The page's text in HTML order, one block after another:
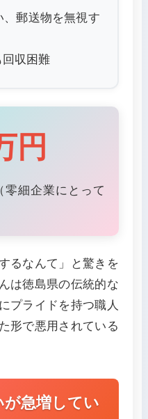
、郵送物を無視す
回収困難
円
零細企業にとって
るなんて」と驚きを
は徳島県の伝統的な
プライドを持つ職人
形で悪用されている
が急増してい